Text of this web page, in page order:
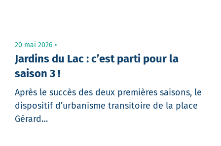
20 mai 2026
Jardins du Lac : c’est parti pour la
saison 3 !
Après le succès des deux premières saisons, le
dispositif d’urbanisme transitoire de la place
Gérard…